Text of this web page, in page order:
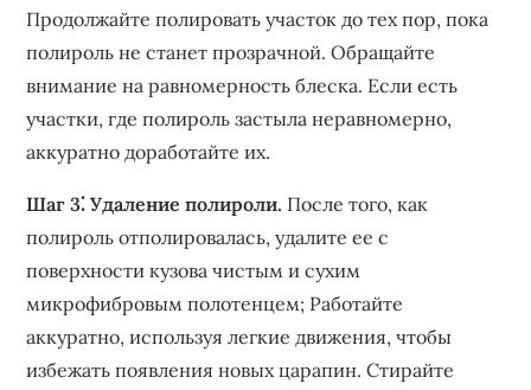
Продолжайте полировать участок до тех пор‚ пока
полироль не станет прозрачной. Обращайте
внимание на равномерность блеска. Если есть
участки‚ где полироль застыла неравномерно‚
аккуратно доработайте их.
Шаг 3⁚ Удаление полироли. После того‚ как
полироль отполировалась‚ удалите ее с
поверхности кузова чистым и сухим
микрофибровым полотенцем; Работайте
аккуратно‚ используя легкие движения‚ чтобы
избежать появления новых царапин. Стирайте